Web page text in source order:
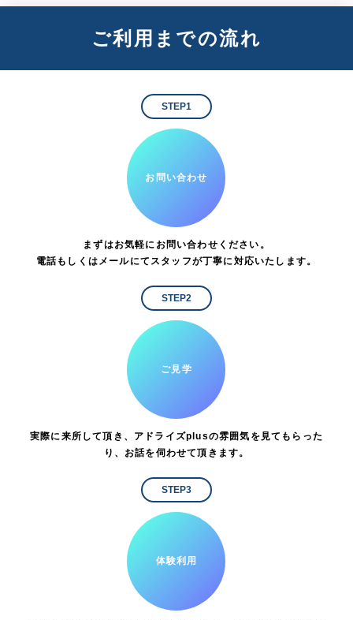
ご利用までの流れ
STEP1
お問い合わせ
まずはお気軽にお問い合わせください。
電話もしくはメールにてスタッフが丁寧に対応いたします。
STEP2
ご見学
実際に来所して頂き、アドライズplusの雰囲気を見てもらった
り、お話を伺わせて頂きます。
STEP3
体験利用